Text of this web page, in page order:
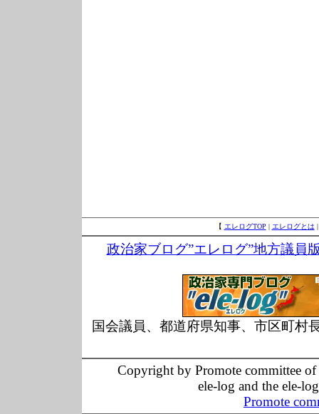
【 エレログTOP | エレログとは
政治家ブログ”エレログ”地方議員
国会議員、都道府県知事、市区町村
Copyright by Promote committee
ele-log and the ele-
Promote